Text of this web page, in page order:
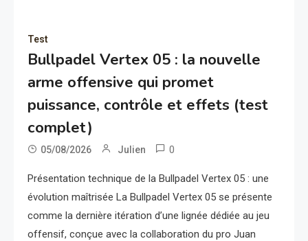
Test
Bullpadel Vertex 05 : la nouvelle
arme offensive qui promet
puissance, contrôle et effets (test
complet)
05/08/2026 Julien 0
Présentation technique de la Bullpadel Vertex 05 : une
évolution maîtrisée La Bullpadel Vertex 05 se présente
comme la dernière itération d’une lignée dédiée au jeu
offensif, conçue avec la collaboration du pro Juan